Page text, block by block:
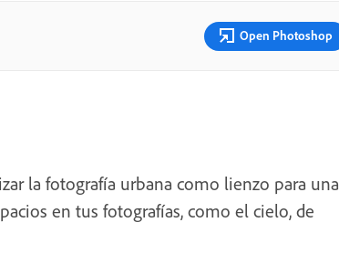
Open Photoshop
la fotografía urbana como lienzo para una
en tus fotografías, como el cielo, de